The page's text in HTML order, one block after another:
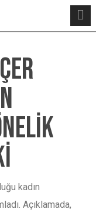
kadın
Açıklamada,